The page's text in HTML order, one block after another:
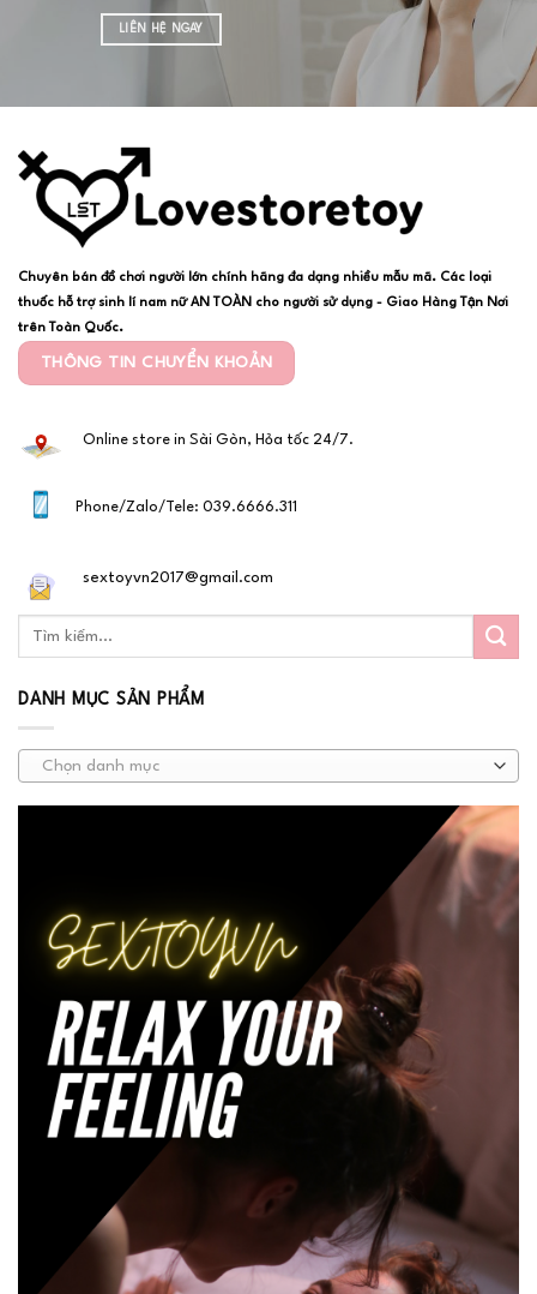
LIÊN HỆ NGAY
Chuyên bán đồ chơi người lớn chính hãng đa dạng nhiều mẫu mã. Các loại
thuốc hỗ trợ sinh lí nam nữ AN TOÀN cho người sử dụng - Giao Hàng Tận Nơi
trên Toàn Quốc.
THÔNG TIN CHUYỂN KHOẢN
Online store in Sài Gòn, Hỏa tốc 24/7.
Phone/Zalo/Tele: 039.6666.311
sextoyvn2017@gmail.com
DANH MỤC SẢN PHẨM
Chọn danh mục